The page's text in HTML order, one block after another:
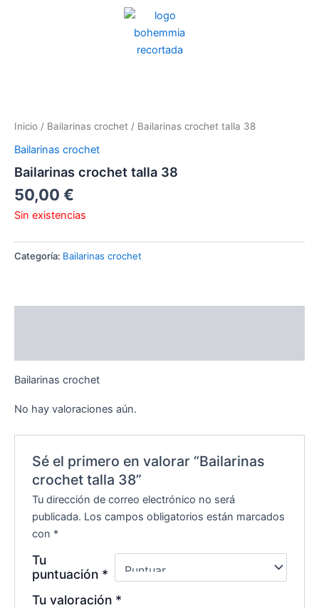
Inicio / Bailarinas crochet / Bailarinas crochet talla 38
Bailarinas crochet
Bailarinas crochet talla 38
50,00 €
Sin existencias
Categoría: Bailarinas crochet
Bailarinas crochet
No hay valoraciones aún.
Sé el primero en valorar “Bailarinas
crochet talla 38”
Tu dirección de correo electrónico no será
publicada. Los campos obligatorios están marcados
con *
Tu
puntuación *
Tu valoración *